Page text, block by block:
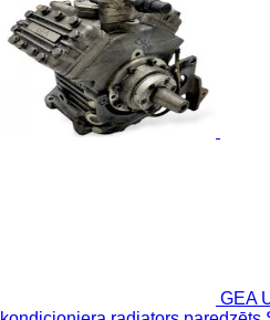
GEA